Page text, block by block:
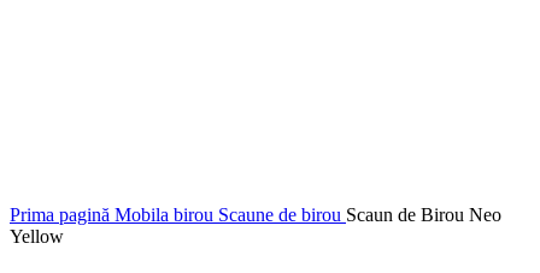
Prima pagină Mobila birou Scaune de birou Scaun de Birou Neo
Yellow